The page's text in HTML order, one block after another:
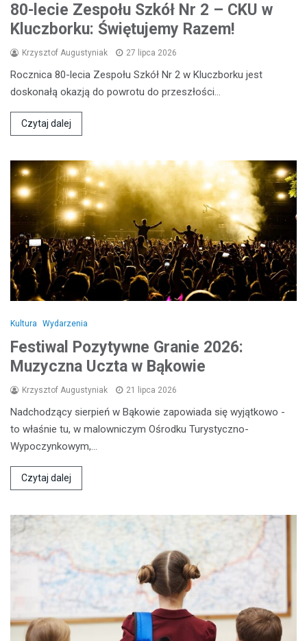
80-lecie Zespołu Szkół Nr 2 – CKU w
Kluczborku: Świętujemy Razem!
Krzysztof Augustyniak 27 lipca 2026
Rocznica 80-lecia Zespołu Szkół Nr 2 w Kluczborku jest
doskonałą okazją do powrotu do przeszłości…
Czytaj dalej
Kultura Wydarzenia
Festiwal Pozytywne Granie 2026:
Muzyczna Uczta w Bąkowie
Krzysztof Augustyniak 21 lipca 2026
Nadchodzący sierpień w Bąkowie zapowiada się wyjątkowo -
to właśnie tu, w malowniczym Ośrodku Turystyczno-
Wypoczynkowym,…
Czytaj dalej